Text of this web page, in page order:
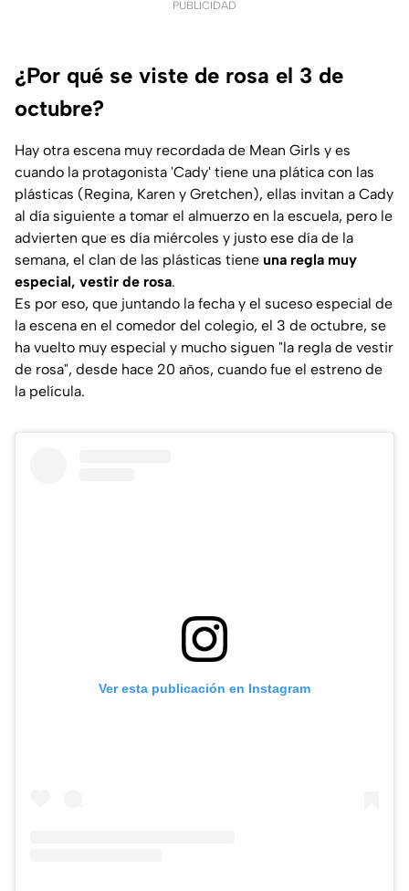
PUBLICIDAD
¿Por qué se viste de rosa el 3 de
octubre?
Hay otra escena muy recordada de Mean Girls y es
cuando la protagonista 'Cady' tiene una plática con las
plásticas (Regina, Karen y Gretchen), ellas invitan a Cady
al día siguiente a tomar el almuerzo en la escuela, pero le
advierten que es día miércoles y justo ese día de la
semana, el clan de las plásticas tiene una regla muy
especial, vestir de rosa.
Es por eso, que juntando la fecha y el suceso especial de
la escena en el comedor del colegio, el 3 de octubre, se
ha vuelto muy especial y mucho siguen "la regla de vestir
de rosa", desde hace 20 años, cuando fue el estreno de
la película.
Ver esta publicación en Instagram